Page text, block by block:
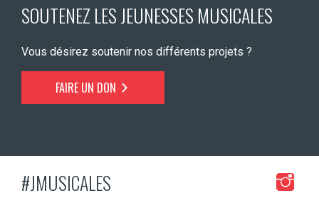
SOUTENEZ LES JEUNESSES MUSICALES
Vous désirez soutenir nos différents projets ?
FAIRE UN DON
#JMUSICALES